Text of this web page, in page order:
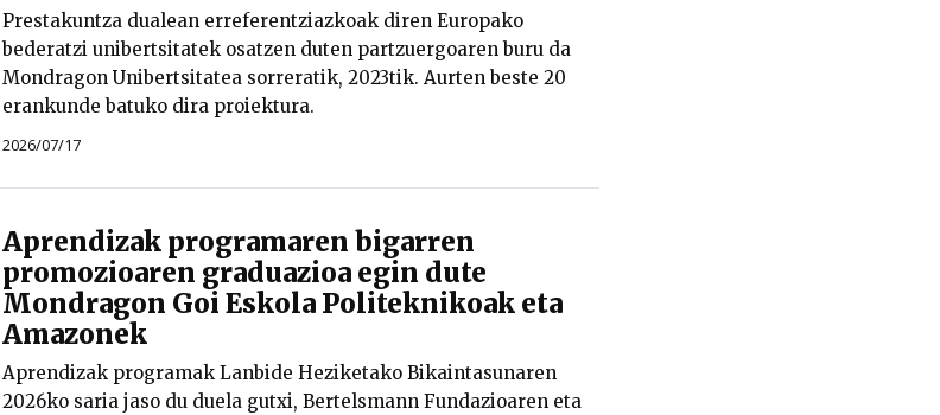
Prestakuntza dualean erreferentziazkoak diren Europako
bederatzi unibertsitatek osatzen duten partzuergoaren buru da
Mondragon Unibertsitatea sorreratik, 2023tik. Aurten beste 20
erankunde batuko dira proiektura.
2026/07/17
Aprendizak programaren bigarren
promozioaren graduazioa egin dute
Mondragon Goi Eskola Politeknikoak eta
Amazonek
Aprendizak programak Lanbide Heziketako Bikaintasunaren
2026ko saria jaso du duela gutxi, Bertelsmann Fundazioaren eta